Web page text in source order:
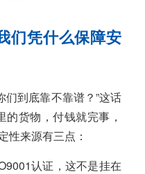
们凭什么保障安
们到底靠不靠谱？”这话
货物，付钱就完事，
性来源有三点：
认证，这不是挂在